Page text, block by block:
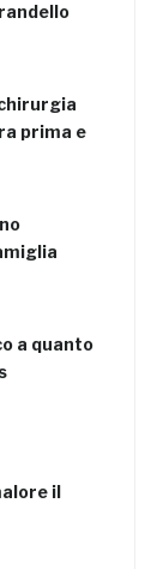
prima e
a quanto
il